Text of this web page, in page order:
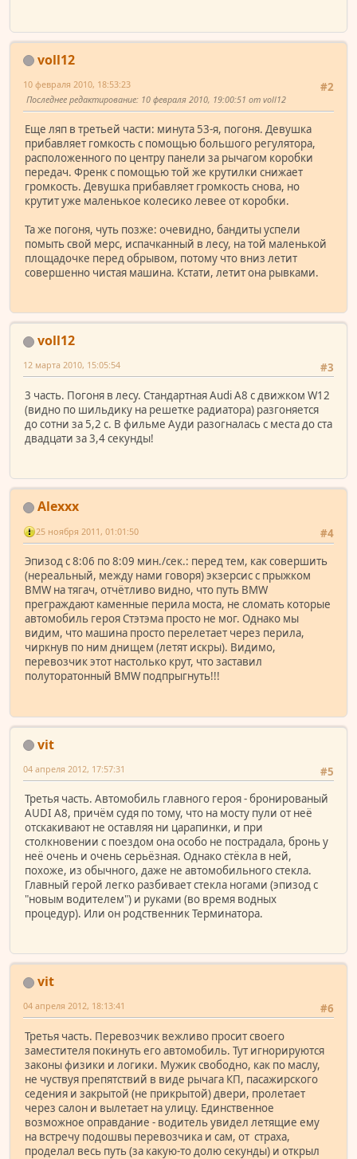
voll12
#2
10 февраля 2010, 18:53:23
Последнее редактирование: 10 февраля 2010, 19:00:51 от voll12
Еще ляп в третьей части: минута 53-я, погоня. Девушка
прибавляет гомкость с помощью большого регулятора,
расположенного по центру панели за рычагом коробки
передач. Френк с помощью той же крутилки снижает
громкость. Девушка прибавляет громкость снова, но
крутит уже маленькое колесико левее от коробки.
Та же погоня, чуть позже: очевидно, бандиты успели
помыть свой мерс, испачканный в лесу, на той маленькой
площадочке перед обрывом, потому что вниз летит
совершенно чистая машина. Кстати, летит она рывками.
voll12
#3
12 марта 2010, 15:05:54
3 часть. Погоня в лесу. Стандартная Audi A8 с движком W12
(видно по шильдику на решетке радиатора) разгоняется
до сотни за 5,2 с. В фильме Ауди разогналась с места до ста
двадцати за 3,4 секунды!
Alexxx
#4
25 ноября 2011, 01:01:50
Эпизод с 8:06 по 8:09 мин./сек.: перед тем, как совершить
(нереальный, между нами говоря) экзерсис с прыжком
BMW на тягач, отчётливо видно, что путь BMW
преграждают каменные перила моста, не сломать которые
автомобиль героя Стэтэма просто не мог. Однако мы
видим, что машина просто перелетает через перила,
чиркнув по ним днищем (летят искры). Видимо,
перевозчик этот настолько крут, что заставил
полуторатонный BMW подпрыгнуть!!!
vit
#5
04 апреля 2012, 17:57:31
Третья часть. Автомобиль главного героя - бронированый
АUDI А8, причём судя по тому, что на мосту пули от неё
отскакивают не оставляя ни царапинки, и при
столкновении с поездом она особо не пострадала, бронь у
неё очень и очень серьёзная. Однако стёкла в ней,
похоже, из обычного, даже не автомобильного стекла.
Главный герой легко разбивает стекла ногами (эпизод с
"новым водителем") и руками (во время водных
процедур). Или он родственник Терминатора.
vit
#6
04 апреля 2012, 18:13:41
Третья часть. Перевозчик вежливо просит своего
заместителя покинуть его автомобиль. Тут игнорируются
законы физики и логики. Мужик свободно, как по маслу,
не чуствуя препятствий в виде рычага КП, пасажирского
седения и закрытой (не прикрытой) двери, пролетает
через салон и вылетает на улицу. Единственное
возможное оправдание - водитель увидел летящие ему
на встречу подошвы перевозчика и сам, от страха,
проделал весь путь (за какую-то долю секунды) и открыл